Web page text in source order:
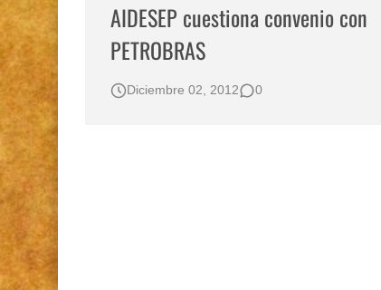
AIDESEP cuestiona convenio con
PETROBRAS
Diciembre 02, 2012 0